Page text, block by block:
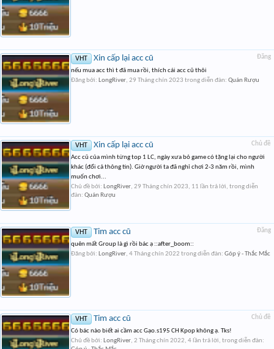
Đăng
VHT Xin cấp lại acc cũ
nếu mua acc thì t đã mua rồi, thích cái acc cũ thôi
Đăng bởi: LongRiver, 29 Tháng chín 2023 trong diễn đàn: Quán Rượu
Chủ đề
VHT Xin cấp lại acc cũ
Acc cũ của mình từng top 1 LC, ngày xưa bỏ game có tặng lại cho người
khác (đổi cả thông tin). Giờ người ta đã nghỉ chơi 2-3 năm rồi, mình
muốn chơi...
Chủ đề bởi: LongRiver, 29 Tháng chín 2023, 11 lần trả lời, trong diễn
đàn: Quán Rượu
Đăng
VHT Tim acc cũ
quên mất Group là gì rồi bác ạ ::after_boom::
Đăng bởi: LongRiver, 4 Tháng chín 2022 trong diễn đàn: Góp ý - Thắc Mắc
Chủ đề
VHT Tim acc cũ
Có bác nào biết ai cầm acc Gạo.s195 CH Kpop không ạ. Tks!
Chủ đề bởi: LongRiver, 2 Tháng chín 2022, 4 lần trả lời, trong diễn đàn: